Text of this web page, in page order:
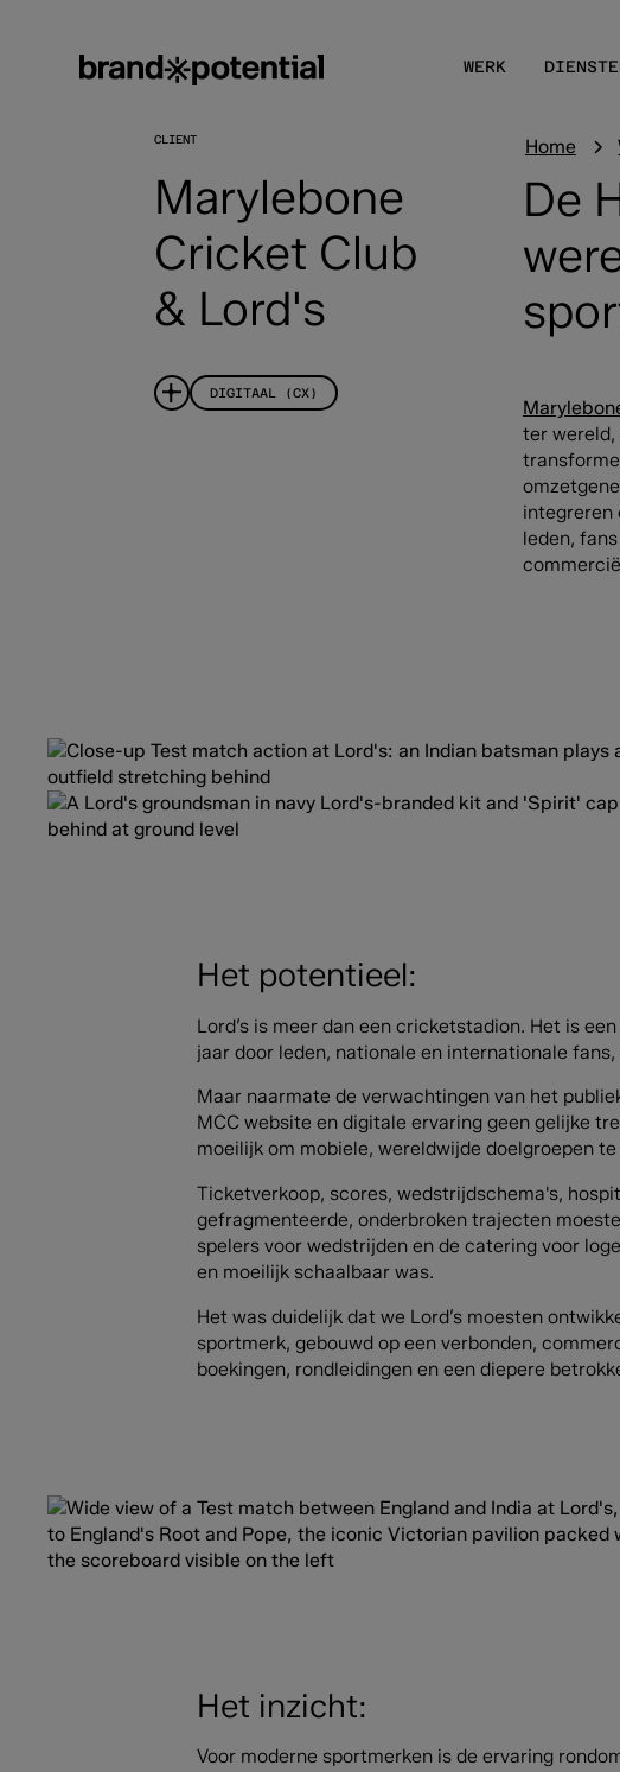
WERK
CLIENT
Marylebone
Cricket Club
& Lord's
DIGITAAL (CX)
Home
De
ter wereld,
integreren
leden,
Het potentieel:
Lord’s is meer dan een cricketstadion. Het is
jaar door leden, nationale en internationale
Maar naarmate de verwachtingen van het
MCC website en digitale ervaring geen gelijke
moeilijk om mobiele, wereldwijde doelgroepen te
Ticketverkoop, scores, wedstrijdschema's,
gefragmenteerde, onderbroken trajecten
spelers voor wedstrijden en de catering voor
en moeilijk schaalbaar was.
Het was duidelijk dat we Lord’s moesten
sportmerk, gebouwd op een verbonden,
boekingen, rondleidingen en een diepere
Het inzicht:
Voor moderne sportmerken is de ervaring